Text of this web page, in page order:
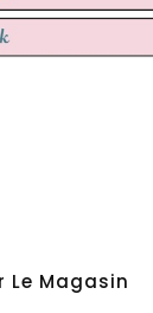
Le Magasin